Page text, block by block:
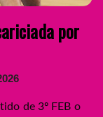
por
de 3º FEB o